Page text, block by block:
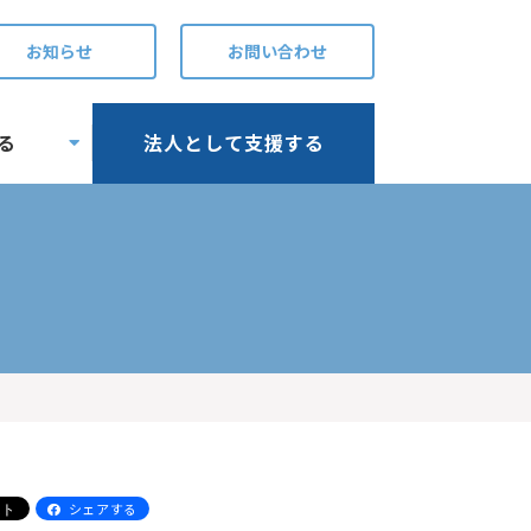
お知らせ お問い合わせ
法人として支援する
シェアする